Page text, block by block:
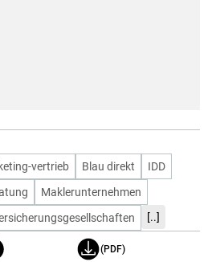
vertrieb Blau direkt
IDD
Maklerunternehmen
[..]
(PDF)